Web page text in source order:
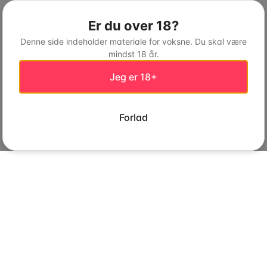
Er du over 18?
Denne side indeholder materiale for voksne. Du skal være
mindst 18 år.
Jeg er 18+
Forlad